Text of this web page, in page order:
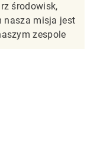
środowisk,
nasza misja jest
zespole